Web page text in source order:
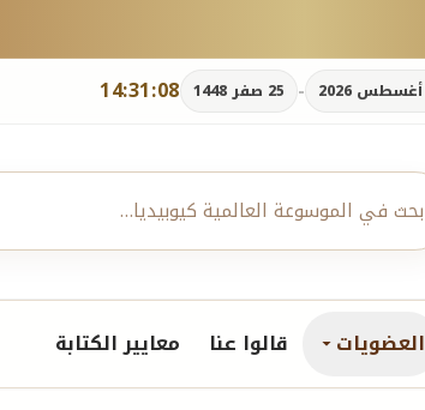
14:31:09 - 25 صفر 1448
العضويات قالوا عنا معايير الكتابة